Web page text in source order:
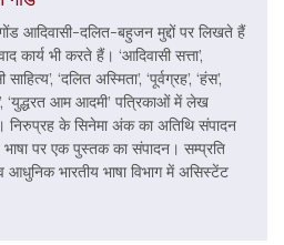
आदिवासी-दलित-बहुजन मुद्दों पर लिखते हैं
कार्य भी करते हैं। ‘आदिवासी सत्ता’,
साहित्य’, ‘दलित अस्मिता’, ‘पूर्वग्रह’, ‘हंस’,
‘युद्धरत आम आदमी’ पत्रिकाओं में लेख
निरुप्रह के सिनेमा अंक का अतिथि संपादन
भाषा पर एक पुस्तक का संपादन। सम्प्रति
व आधुनिक भारतीय भाषा विभाग में असिस्टेंट